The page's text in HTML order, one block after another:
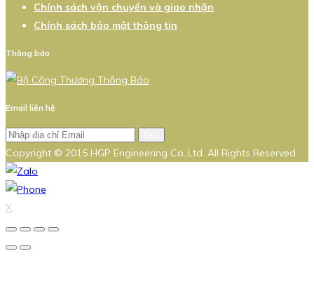
Chính sách vận chuyển và giao nhận
Chính sách bảo mật thông tin
Thông báo
Email liên hệ
Copyright © 2015 HGP Engineering Co.,Ltd. All Rights Reserved
X